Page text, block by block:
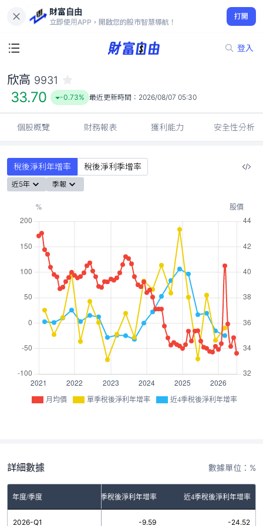
財富自由
立即使用APP，開啟您的股市智慧導航！
打開
登入
33.70
-0.73%
欣高 9931
33.70 -0.73% 最近更新時間： 2026/08/07 05:30
個股概覽 財務報表 獲利能力 安全性分析
稅後淨利年增率 稅後淨利季增率
近5年 季報
月均價 單季稅後淨利年增率 近4季稅後淨利年增率
詳細數據 數據單位：%
年度/季度 單季稅後淨利年增率 近4季稅後淨利年增率
2026-Q1 -9.59 -24.52